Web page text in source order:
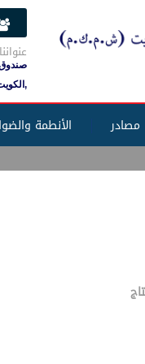
عنواننا
مصادر الأنطمة